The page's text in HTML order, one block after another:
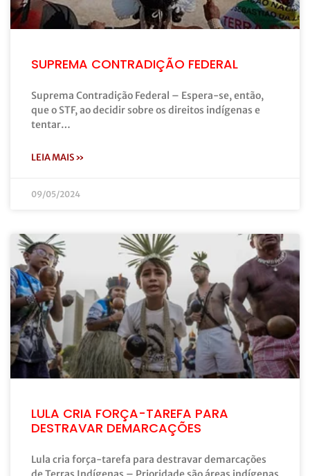
SUPREMA CONTRADIÇÃO FEDERAL
Suprema Contradição Federal – Espera-se, então,
que o STF, ao decidir sobre os direitos indígenas e
tentar…
LEIA MAIS »
09/05/2024
LULA CRIA FORÇA-TAREFA PARA
DESTRAVAR DEMARCAÇÕES
Lula cria força-tarefa para destravar demarcações